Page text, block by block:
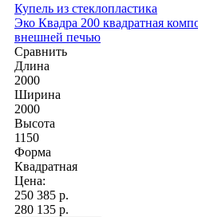
Купель из стеклопластика
Эко Квадра 200 квадратная
внешней печью
Сравнить
Длина
2000
Ширина
2000
Высота
1150
Форма
Квадратная
Цена:
250 385 р.
280 135 р.